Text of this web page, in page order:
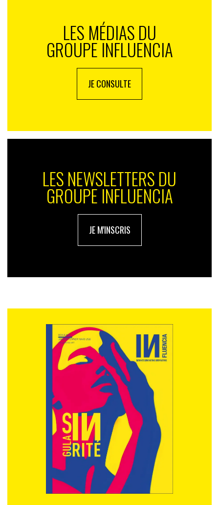
LES MÉDIAS DU
GROUPE INFLUENCIA
JE CONSULTE
LES NEWSLETTERS DU
GROUPE INFLUENCIA
JE M'INSCRIS